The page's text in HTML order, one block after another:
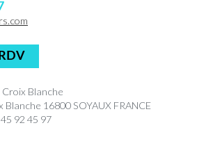
Blanche
16800 SOYAUX FRANCE
92 45 97